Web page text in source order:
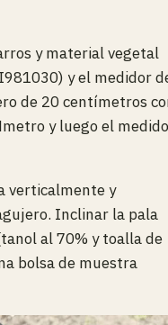
y material vegetal
y el medidor
de 20 centímetros
y luego el
verticalmente y
Inclinar la pala
al 70% y toalla de
bolsa de muestra